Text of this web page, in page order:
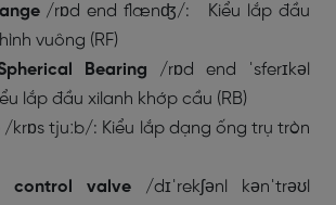
/rɒd end flænʤ/: Kiểu lắp đầu
vuông (RF)
Bearing /rɒd end ˈsferɪkəl
lắp đầu xilanh khớp cầu (RB)
/krɒs tjuːb/: Kiểu lắp dạng ống trụ tròn
control valve /dɪˈrekʃənl kənˈtrəʊl